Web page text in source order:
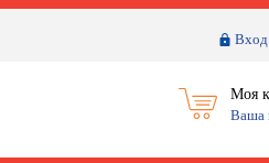
Вход
Моя
Ваша